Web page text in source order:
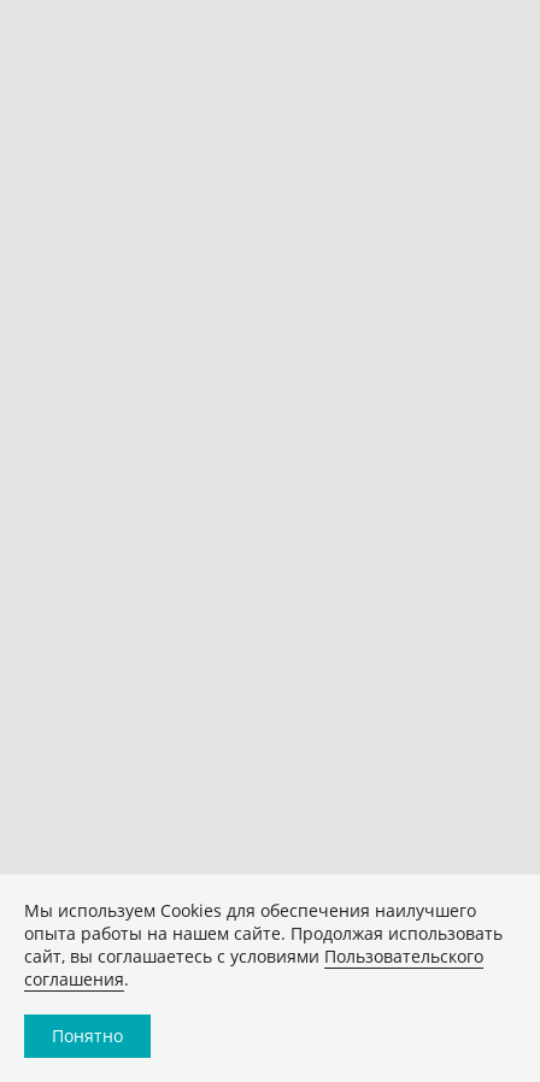
Мы используем Сookies для обеспечения наилучшего
опыта работы на нашем сайте. Продолжая использовать
сайт, вы соглашаетесь с условиями Пользовательского
соглашения.
Понятно